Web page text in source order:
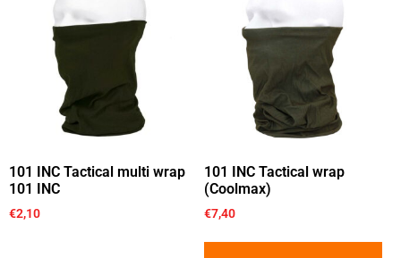
101 INC Tactical multi wrap
101 INC
€2,10
101 INC Tactical wrap
(Coolmax)
€7,40